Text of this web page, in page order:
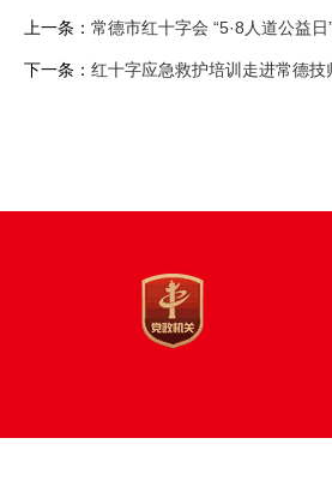
上一条： 常德市红十字会 “5·8人道公益
下一条： 红十字应急救护培训走进常德技